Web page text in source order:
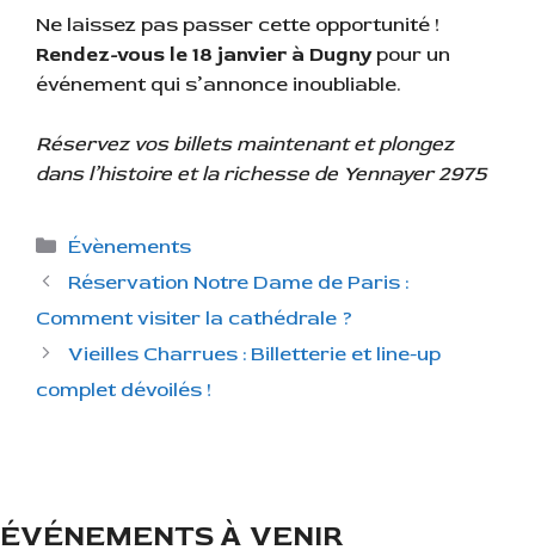
Ne laissez pas passer cette opportunité !
Rendez-vous le 18 janvier à Dugnypour un
événement qui s’annonce inoubliable.
Réservez vos billets maintenant et plongez
dans l’histoire et la richesse de Yennayer 2975
C
a
é
g
o
Évènements
Réservation Notre Dame de Paris :
Comment visiter la cathédrale ?
Vieilles Charrues : Billetterie et line-up
complet dévoilés !
ÉVÉNEMENTS À VENIR